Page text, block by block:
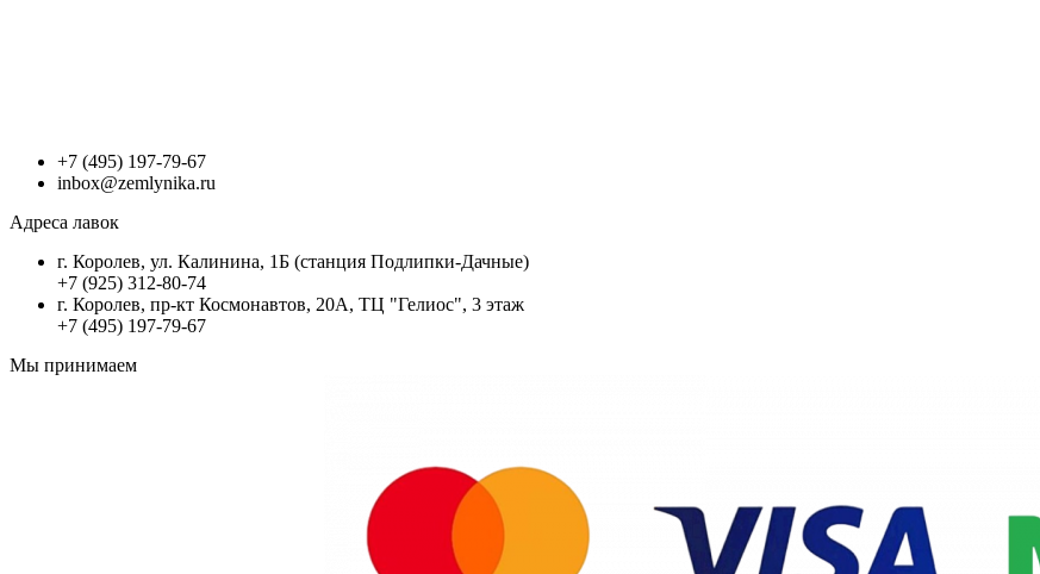
+7 (495) 197-79-67
inbox@zemlynika.ru
Адреса лавок
г. Королев, ул. Калинина, 1Б (станция Подлипки-Дачные)
+7 (925) 312-80-74
г. Королев, пр-кт Космонавтов, 20А, ТЦ "Гелиос", 3 этаж
+7 (495) 197-79-67
Мы принимаем